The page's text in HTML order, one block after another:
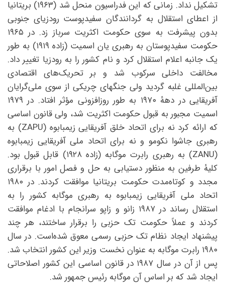
تشکیل نداد. زمانی که این فدراسیون منحل شد (۱۹۶۳) بریتانیا
از اعطای استقلال به گردانندگان سفیدپوست رودزیای جنوبی
بدون پیشرفت به سوی حکومت اکثریت سرباز زد. در ۱۹۶۵
حکومت سفیدپوستان به رهبری یان اسمیت (زاده ۱۹۱۹) به طور
یک جانبه اعلام استقلال کرد و نام کشور را به رودزیا تغییر داد.
مخالفت داخلی سرکوب شد و بر تحریک‌های اقتصادی
بین‌المللی غلبه گردید ولی جنگهای چریکی از سوی ملی‌گرایان
آفریقایی در دههٔ ۱۹۷۰ به طور روزافزونی مؤثر افتاد. در ۱۹۷۹
اسمیت مجبور به قبول حکومت اکثریت شد، ولی قانون اساسی
که ارائه کرد نه برای اتحاد خلق آفریقایی زیمبابوه (ZAPU) به
رهبری جاشوا نکومو و نه برای اتحاد ملی آفریقایی زیمبابوه
(ZANU) به رهبری رابرت موگابه (زاده ۱۹۲۸) قابل قبول بود.
کلیهٔ طرفین به منظور دستیابی به حل و فصل امور با برقراری
مجدد و کوتاه‌مدت حکومت بریتانیا موافقت کردند. در ۱۹۸۰
اتحاد ملی آفریقایی زیمبابوه به رهبری موگابه کشور را به
استقلال رساند در ۱۹۸۷ زانو و زاپو سرانجام با ادغام موافقت
کردند و عملاً حکومت تک حزبی را برقرار ساختند، هر چند
پیشنهاد ایجاد نظام تک حزبی رسمی معوق شده‌است. در سال
۱۹۸۰ رابرت موگابه به عنوان نخست وزیر این کشور انتخاب شد.
پس از آن در سال ۱۹۸۷ در قانون اساسی این کشور اصلاحاتی
ایجاد شد که بر اساس آن موگابه رئیس جمهور شد.